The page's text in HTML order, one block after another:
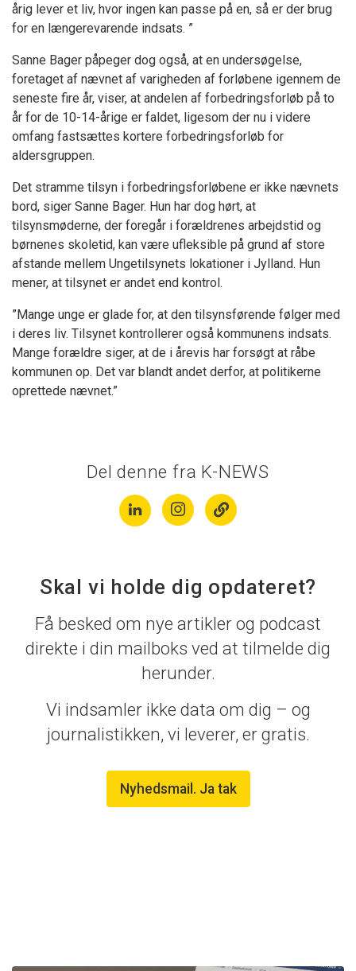
årig lever et liv, hvor ingen kan passe på en, så er der brug
for en længerevarende indsats. ”
Sanne Bager påpeger dog også, at en undersøgelse,
foretaget af nævnet af varigheden af forløbene igennem de
seneste fire år, viser, at andelen af forbedringsforløb på to
år for de 10-14-årige er faldet, ligesom der nu i videre
omfang fastsættes kortere forbedringsforløb for
aldersgruppen.
Det stramme tilsyn i forbedringsforløbene er ikke nævnets
bord, siger Sanne Bager. Hun har dog hørt, at
tilsynsmøderne, der foregår i forældrenes arbejdstid og
børnenes skoletid, kan være ufleksible på grund af store
afstande mellem Ungetilsynets lokationer i Jylland. Hun
mener, at tilsynet er andet end kontrol.
”Mange unge er glade for, at den tilsynsførende følger med
i deres liv. Tilsynet kontrollerer også kommunens indsats.
Mange forældre siger, at de i årevis har forsøgt at råbe
kommunen op. Det var blandt andet derfor, at politikerne
oprettede nævnet.”
Del denne fra K-NEWS
Skal vi holde dig opdateret?
Få besked om nye artikler og podcast
direkte i din mailboks ved at tilmelde dig
herunder.
Vi indsamler ikke data om dig – og
journalistikken, vi leverer, er gratis.
Nyhedsmail. Ja tak